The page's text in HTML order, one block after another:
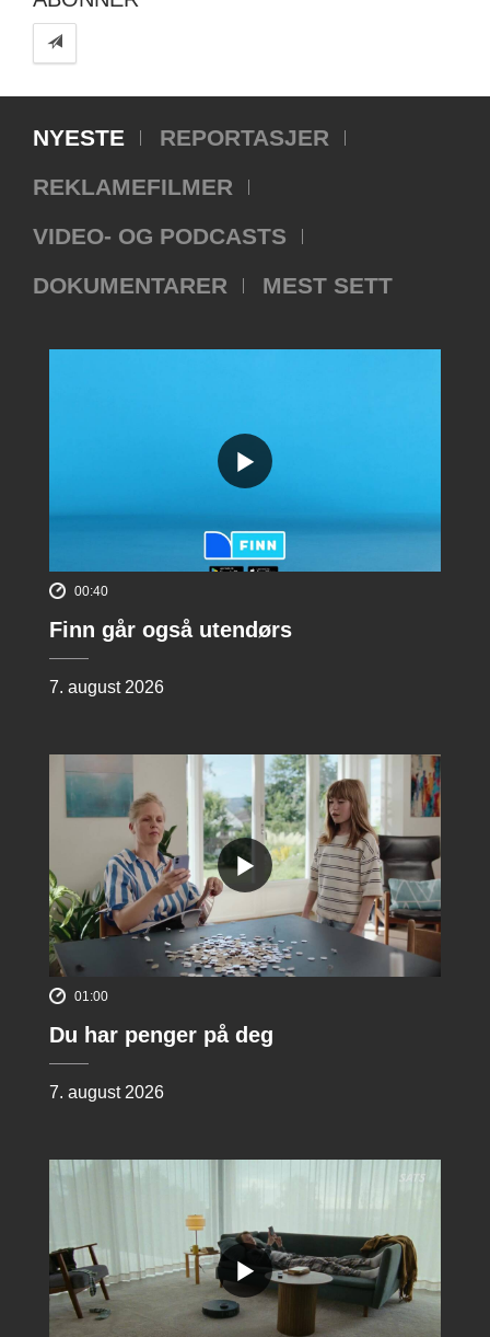
NYESTE
REPORTASJER
REKLAMEFILMER
VIDEO- OG PODCASTS
DOKUMENTARER
MEST SETT
00:40
Finn går også utendørs
7. august 2026
01:00
Du har penger på deg
7. august 2026